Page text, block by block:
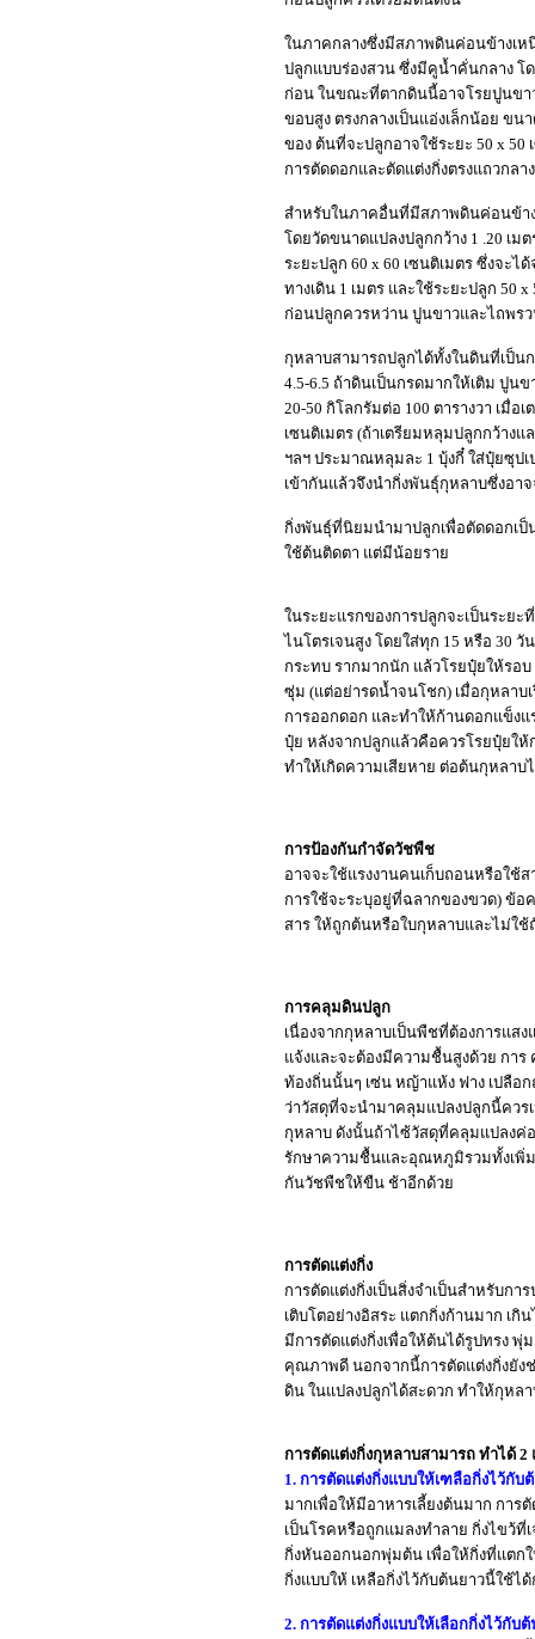
ในภาคกลางซึ่งมีสภาพดินค่อนข้างเห
ปลูกแบบร่องสวน ซึ่งมีคูน้ำคั่นกลาง โ
ก่อน ในขณะที่ตากดินนี้อาจโรยปูนขา
ขอบสูง ตรงกลางเป็นแอ่งเล็กน้อย ขน
ของ ต้นที่จะปลูกอาจใช้ระยะ 50 x 50
การตัดดอกและตัดแต่งกิ่งตรงแถวกลาง
สำหรับในภาคอื่นที่มีสภาพดินค่อนข้า
โดยวัดขนาดแปลงปลูกกว้าง 1 .20 เม
ระยะปลูก 60 x 60 เซนติเมตร ซึ่งจะ
ทางเดิน 1 เมตร และใช้ระยะปลูก
ก่อนปลูกควรหว่าน ปูนขาวและไถพร
กุหลาบสามารถปลูกได้ทั้งในดินที่เป็น
4.5-6.5 ถ้าดินเป็นกรดมากให้เติม ปูน
20-50 กิโลกรัมต่อ 100 ตารางวา เมื่
เซนติเมตร (ถ้าเตรียมหลุมปลูกกว้าง
ฯลฯ ประมาณหลุมละ 1 บุ้งกี๋ ใส่ปุ๋ยซุป
เข้ากันแล้วจึงนำกิ่งพันธุ์กุหลาบซึ่งอ
กิ่งพันธุ์ที่นิยมนำมาปลูกเพื่อตัดดอกเป็
ใช้ต้นติดตา แต่มีน้อยราย
ในระยะแรกของการปลูกจะเป็นระย
ไนโตรเจนสูง โดยใส่ทุก 15 หรือ 30
กระทบ รากมากนัก แล้วโรยปุ๋ยให้รอ
ซุ่ม (แต่อย่ารดน้ำจนโชก) เมื่อกุหลาบ
การออกดอก และทำให้ก้านดอกแข็งแ
ปุ๋ย หลังจากปลูกแล้วคือควรโรยปุ๋ยให้
ทำให้เกิดความเสียหาย ต่อต้นกุหลาบ
การป้องกันกำจัดวัชพืช
อาจจะใช้แรงงานคนเก็บถอนหรือใช้
การใช้จะระบุอยู่ที่ฉลากของขวด) ข้อ
สาร ให้ถูกต้นหรือใบกุหลาบและไม่ใ
การคลุมดินปลูก
เนื่องจากกุหลาบเป็นพืชที่ต้องการแส
แจ้งและจะต้องมีความชื้นสูงด้วย การ
ท้องถิ่นนั้นๆ เซ่น หญ้าแห้ง ฟาง เปลือ
ว่าวัสดุที่จะนำมาคลุมแปลงปลูกนี้ควร
กุหลาบ ดังนั้นถ้าไซ้วัสดุที่คลุมแปลงค่
รักษาความชื้นและอุณหภูมิรวมทั้งเพิ่
กันวัชพืชให้ขืน ช้าอีกด้วย
การตัดแต่งกิ่ง
การตัดแต่งกิ่งเป็นสิ่งจำเป็นสำหรับก
เติบโตอย่างอิสระ แตกกิ่งก้านมาก เกิ
มีการตัดแต่งกิ่งเพื่อให้ต้นได้รูปทรง
คุณภาพดี นอกจากนี้การตัดแต่งกิ่งยัง
ดิน ในแปลงปลูกได้สะดวก ทำให้กุหล
การตัดแต่งกิ่งกุหลาบสามารถ ทำได้ 2
1. การตัดแต่งกิ่งแบบให้เฑลือกิ่งไว้กับ
มากเพื่อให้มีอาหารเลี้ยงต้นมาก การ
เป็นโรคหรือถูกแมลงทำลาย กิ่งไขว้ที่
กิ่งหันออกนอกพุ่มต้น เพื่อให้กิ่งที่แตก
กิ่งแบบให้ เหลือกิ่งไว้กับต้นยาวนี้ใช้
2. การตัดแต่งกิ่งแบบให้เลือกกิ่งไว้กับ